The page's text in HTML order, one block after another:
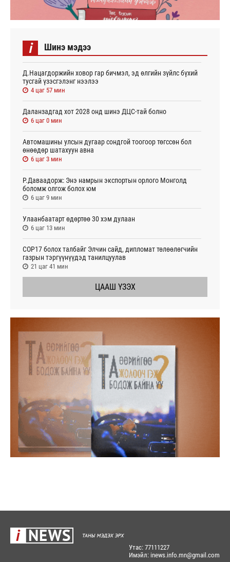
i Шинэ мэдээ
Д.Нацагдоржийн ховор гар бичмэл, эд өлгийн зүйлс бүхий
тусгай үзэсгэлэнг нээлээ
4 цаг 57 мин
Даланзадгад хот 2028 онд шинэ ДЦС-тай болно
6 цаг 0 мин
Автомашины улсын дугаар сондгой тоогоор төгссөн бол
өнөөдөр шатахуун авна
6 цаг 3 мин
Р.Даваадорж: Энэ намрын экспортын орлого Монголд
боломж олгож болох юм
6 цаг 9 мин
Улаанбаатарт өдөртөө 30 хэм дулаан
6 цаг 13 мин
СОР17 болох талбайг Элчин сайд, дипломат төлөөлөгчийн
газрын тэргүүнүүдэд танилцуулав
21 цаг 41 мин
ЦААШ ҮЗЭХ
Утас: 77111227
Имэйл: inews.info.mn@gmail.com